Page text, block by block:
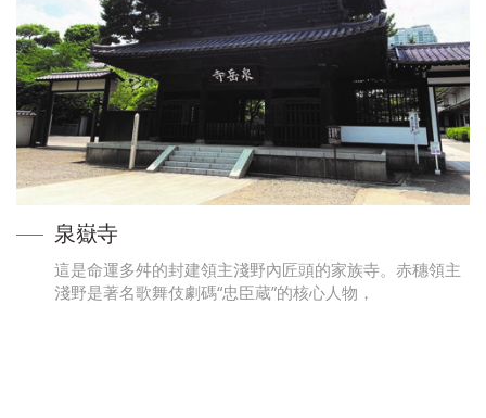
泉嶽寺
這是命運多舛的封建領主淺野內匠頭的家族寺。赤穗領主
淺野是著名歌舞伎劇碼“忠臣蔵”的核心人物，